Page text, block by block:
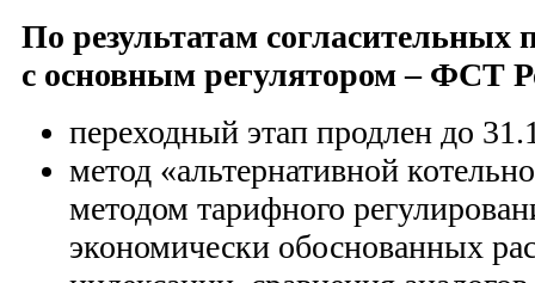
По результатам согласительных
с основным регулятором – ФСТ
переходный этап продлен до
метод «альтернативной
методом тарифного
экономически обоснованных